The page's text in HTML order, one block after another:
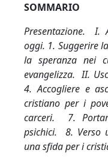
SOMMARIO
Presentazione. I.
oggi. 1. Suggerire
la speranza nei
evangelizza. II.
4. Accogliere e
cristiano per i
carceri. 7.
psichici. 8. Verso
una sfida per i